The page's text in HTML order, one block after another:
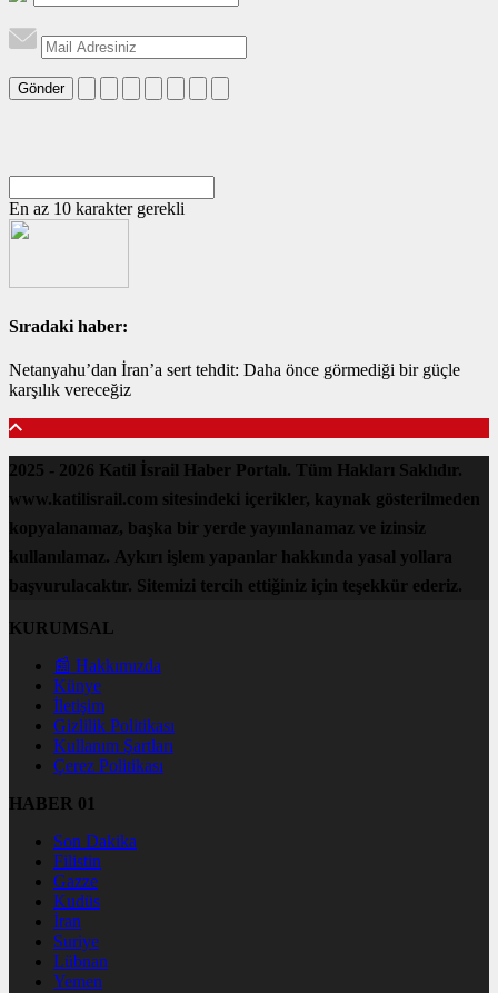
Gönder
En az 10 karakter gerekli
Sıradaki haber:
Netanyahu’dan İran’a sert tehdit: Daha önce görmediği bir güçle
karşılık vereceğiz
2025 - 2026 Katil İsrail Haber Portalı. Tüm Hakları Saklıdır.
www.katilisrail.com sitesindeki içerikler, kaynak gösterilmeden
kopyalanamaz, başka bir yerde yayınlanamaz ve izinsiz
kullanılamaz. Aykırı işlem yapanlar hakkında yasal yollara
başvurulacaktır. Sitemizi tercih ettiğiniz için teşekkür ederiz.
KURUMSAL
📰 Hakkımızda
Künye
İletişim
Gizlilik Politikası
Kullanım Şartları
Çerez Politikası
HABER 01
Son Dakika
Filistin
Gazze
Kudüs
İran
Suriye
Lübnan
Yemen